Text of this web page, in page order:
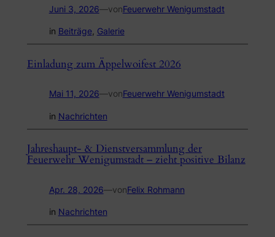
Juni 3, 2026—vonFeuerwehr Wenigumstadt
in Beiträge, Galerie
Einladung zum Äppelwoifest 2026
Mai 11, 2026—vonFeuerwehr Wenigumstadt
in Nachrichten
Jahreshaupt- & Dienstversammlung der
Feuerwehr Wenigumstadt – zieht positive Bilanz
Apr. 28, 2026—vonFelix Rohmann
in Nachrichten